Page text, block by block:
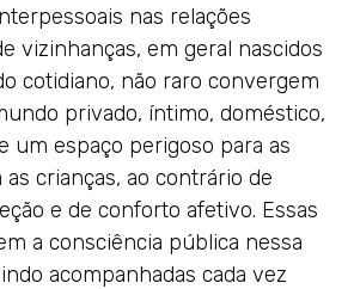
nas relações
vizinhanças, em geral nascidos
cotidiano, não raro convergem
privado, íntimo, doméstico,
um espaço perigoso para as
crianças, ao contrário de
e de conforto afetivo. Essas
a consciência pública nessa
acompanhadas cada vez